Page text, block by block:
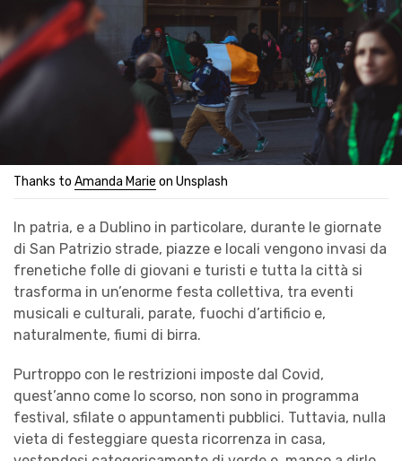
Thanks to Amanda Marie on Unsplash
In patria, e a Dublino in particolare, durante le giornate
di San Patrizio strade, piazze e locali vengono invasi da
frenetiche folle di giovani e turisti e tutta la città si
trasforma in un’enorme festa collettiva, tra eventi
musicali e culturali, parate, fuochi d’artificio e,
naturalmente, fiumi di birra.
Purtroppo con le restrizioni imposte dal Covid,
quest’anno come lo scorso, non sono in programma
festival, sfilate o appuntamenti pubblici. Tuttavia, nulla
vieta di festeggiare questa ricorrenza in casa,